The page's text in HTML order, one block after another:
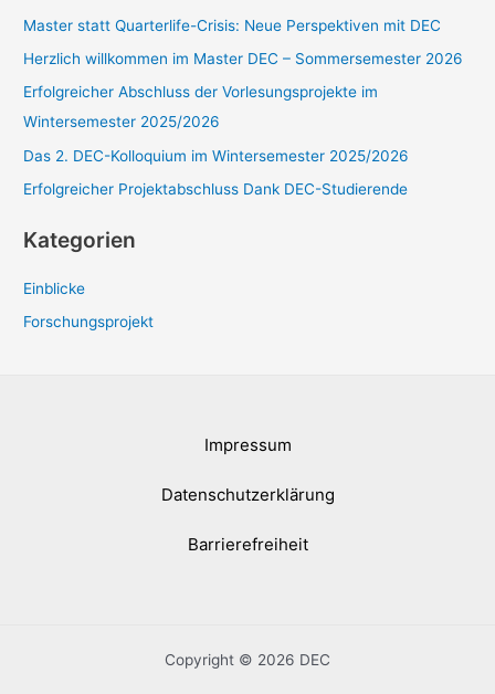
e
n
:
Master statt Quarterlife-Crisis: Neue Perspektiven mit DEC
Herzlich willkommen im Master DEC – Sommersemester 2026
Erfolgreicher Abschluss der Vorlesungsprojekte im
Wintersemester 2025/2026
Das 2. DEC-Kolloquium im Wintersemester 2025/2026
Erfolgreicher Projektabschluss Dank DEC-Studierende
Kategorien
Einblicke
Forschungsprojekt
Impressum
Datenschutzerklärung
Barrierefreiheit
Copyright © 2026 DEC